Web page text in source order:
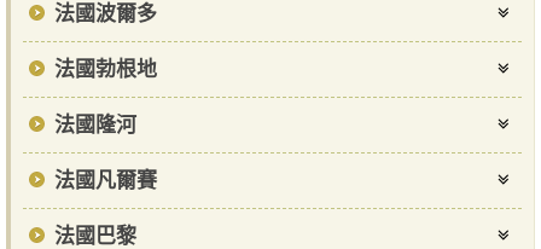
法國波爾多
法國勃根地
法國隆河
法國凡爾賽
法國巴黎